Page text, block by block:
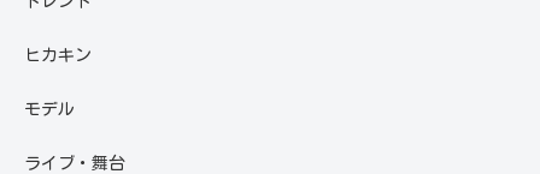
ヒカキン
モデル
ライブ・舞台